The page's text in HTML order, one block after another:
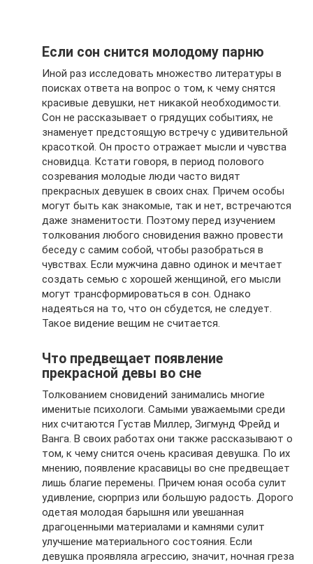
Если сон снится молодому парню
Иной раз исследовать множество литературы в
поисках ответа на вопрос о том, к чему снятся
красивые девушки, нет никакой необходимости.
Сон не рассказывает о грядущих событиях, не
знаменует предстоящую встречу с удивительной
красоткой. Он просто отражает мысли и чувства
сновидца. Кстати говоря, в период полового
созревания молодые люди часто видят
прекрасных девушек в своих снах. Причем особы
могут быть как знакомые, так и нет, встречаются
даже знаменитости. Поэтому перед изучением
толкования любого сновидения важно провести
беседу с самим собой, чтобы разобраться в
чувствах. Если мужчина давно одинок и мечтает
создать семью с хорошей женщиной, его мысли
могут трансформироваться в сон. Однако
надеяться на то, что он сбудется, не следует.
Такое видение вещим не считается.
Что предвещает появление
прекрасной девы во сне
Толкованием сновидений занимались многие
именитые психологи. Самыми уважаемыми среди
них считаются Густав Миллер, Зигмунд Фрейд и
Ванга. В своих работах они также рассказывают о
том, к чему снится очень красивая девушка. По их
мнению, появление красавицы во сне предвещает
лишь благие перемены. Причем юная особа сулит
удивление, сюрприз или большую радость. Дорого
одетая молодая барышня или увешанная
драгоценными материалами и камнями сулит
улучшение материального состояния. Если
девушка проявляла агрессию, значит, ночная греза